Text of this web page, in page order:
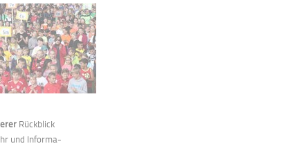
Rückblick
und Informa-